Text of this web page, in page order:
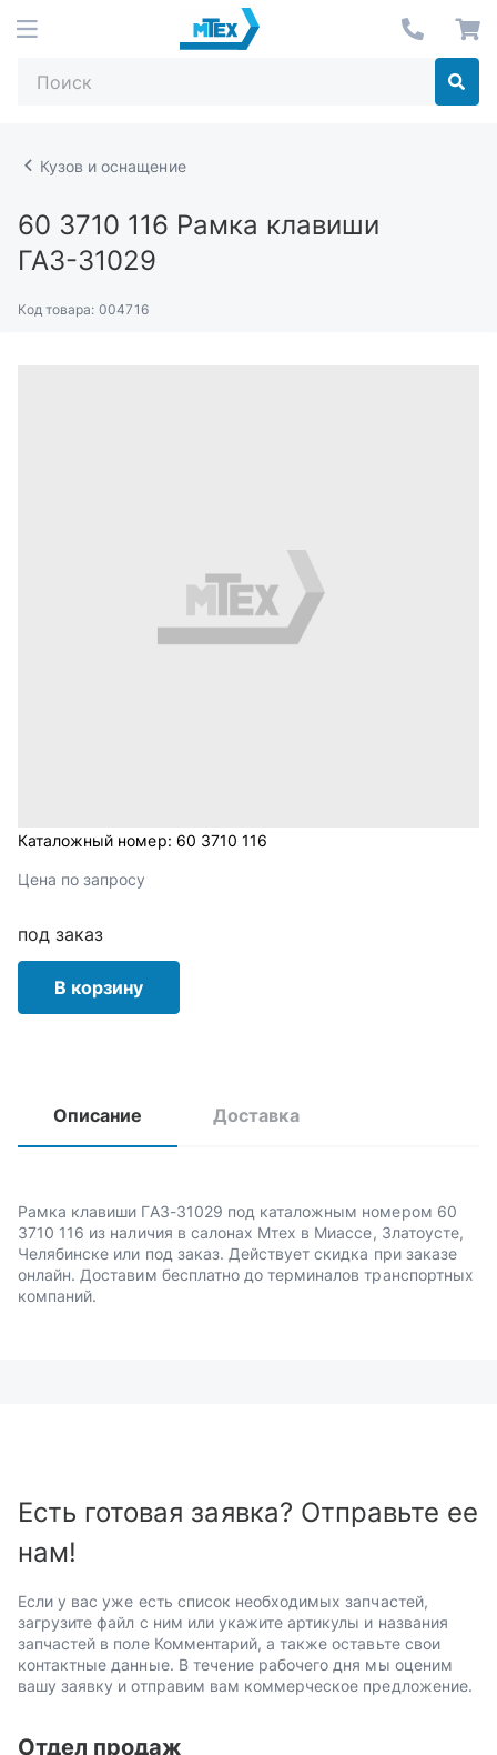
Кузов и оснащение
60 3710 116 Рамка клавиши
ГАЗ-31029
Код товара: 004716
Каталожный номер: 60 3710 116
Цена по запросу
под заказ
В корзину
Описание Доставка
Рамка клавиши ГАЗ-31029 под каталожным номером 60
3710 116 из наличия в салонах Мтех в Миассе, Златоусте,
Челябинске или под заказ. Действует скидка при заказе
онлайн. Доставим бесплатно до терминалов транспортных
компаний.
Есть готовая заявка? Отправьте ее
нам!
Если у вас уже есть список необходимых запчастей,
загрузите файл с ним или укажите артикулы и названия
запчастей в поле Комментарий, а также оставьте свои
контактные данные. В течение рабочего дня мы оценим
вашу заявку и отправим вам коммерческое предложение.
Отдел продаж